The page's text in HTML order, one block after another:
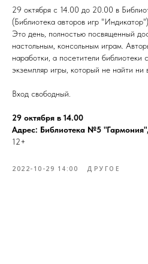
29 октября с 14.00 до 20.00 в
(Библиотека авторов игр
Это день, полностью посвященный
настольным, консольным играм.
наработки, а посетители библиотеки
экземпляр игры, который не найти ни
Вход свободный.
29 октября в 14.00
Адрес: Библиотека №5 "Гармония",
12+
2022-10-29 14:00 ДРУГОЕ